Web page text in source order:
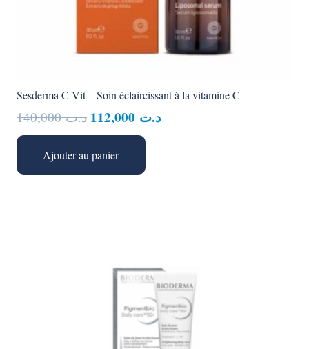
Sesderma C Vit – Soin éclaircissant à la vitamine C
د.ت140,000
Le
prix
initial
était :
د.تLe
Ajouter au panier